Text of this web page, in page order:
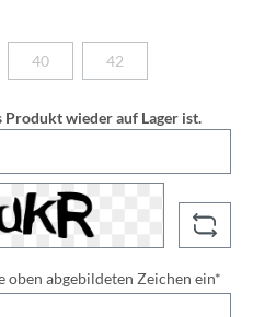
40 42
Produkt wieder auf Lager ist.
oben abgebildeten Zeichen ein*